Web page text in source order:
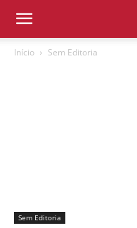
Início Sem Editoria
Sem Editoria